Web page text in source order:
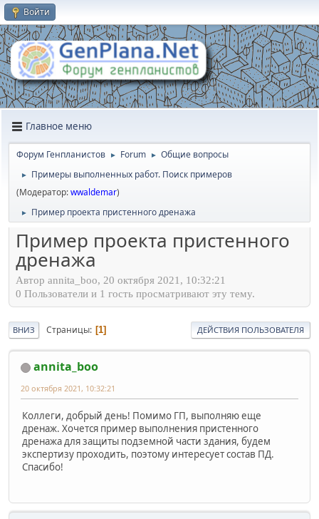
Войти
Главное меню
Форум Генпланистов ► Forum ► Общие вопросы
►
Примеры выполненных работ. Поиск примеров
(Модератор:wwaldemar)
► Пример проекта пристенного дренажа
Пример проекта пристенного
дренажа
Автор annita_boo, 20 октября 2021, 10:32:21
0 Пользователи и 1 гость просматривают эту тему.
ВНИЗ Страницы 1 ДЕЙСТВИЯ ПОЛЬЗОВАТЕЛЯ
annita_boo
20 октября 2021, 10:32:21
Коллеги, добрый день! Помимо ГП, выполняю еще
дренаж. Хочется пример выполнения пристенного
дренажа для защиты подземной части здания, будем
экспертизу проходить, поэтому интересует состав ПД.
Спасибо!